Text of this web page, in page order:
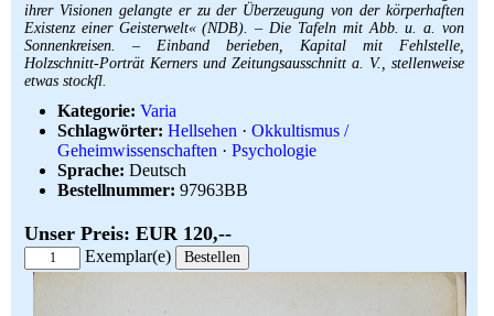
Impressum
ihrer Visionen gelangte er zu der Überzeugung von der körperhaften
Existenz einer Geisterwelt« (NDB). – Die Tafeln mit Abb. u. a. von
Sonnenkreisen. – Einband berieben, Kapital mit Fehlstelle,
Holzschnitt-Porträt Kerners und Zeitungsausschnitt a. V., stellenweise
etwas stockfl.
Kategorie: Varia
Schlagwörter: Hellsehen · Okkultismus /
Geheimwissenschaften · Psychologie
Sprache: Deutsch
Bestellnummer: 97963BB
Unser Preis: EUR 120,--
Exemplar(e)